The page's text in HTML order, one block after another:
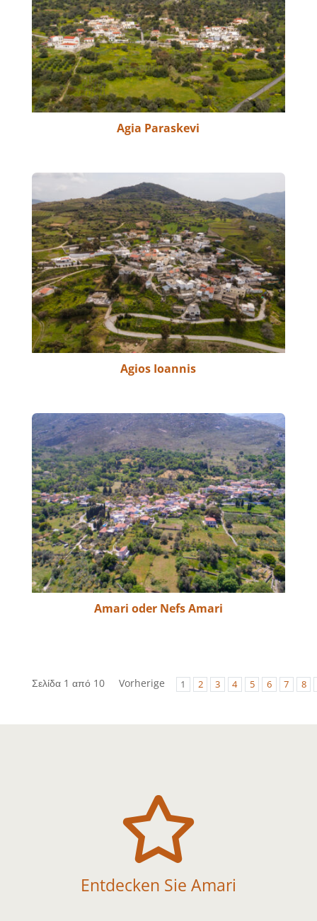
Agia Paraskevi
Agios Ioannis
Amari oder Nefs Amari
Σελίδα 1 από 10 Vorherige 1 2 3 4 5 6 7 8

Entdecken Sie Amari